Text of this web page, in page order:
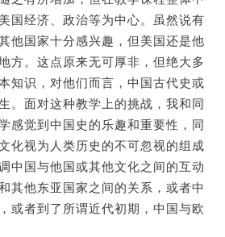
国经济、政治等为中心。虽然说有
他国家十分感兴趣，但美国还是他
方。这点原来无可厚非，但绝大多
知识，对他们而言，中国古代史或
。面对这种教学上的挑战，我和同
感觉到中国史的乐趣和重要性，同
化视为人类历史的不可忽视的组成
中国与他国或其他文化之间的互动
其他东亚国家之间的关系，或者中
或者到了所谓近代初期，中国与欧